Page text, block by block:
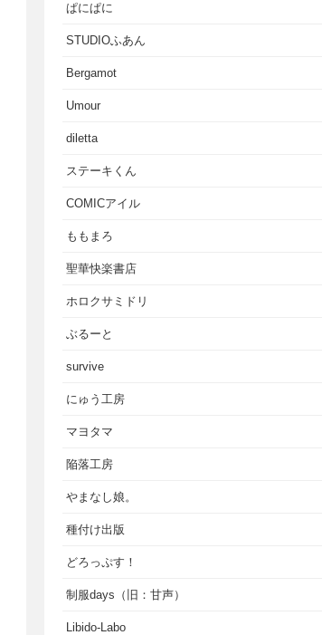
ぱにぱに
STUDIOふあん
Bergamot
Umour
diletta
ステーキくん
COMICアイル
ももまろ
聖華快楽書店
ホロクサミドリ
ぶるーと
survive
にゅう工房
マヨタマ
陥落工房
やまなし娘。
種付け出版
どろっぷす！
制服days（旧：甘声）
Libido-Labo